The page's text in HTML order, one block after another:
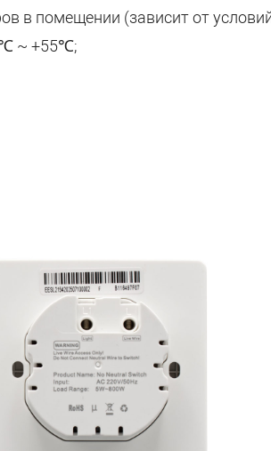
в помещении (зависит от
~ +55℃;